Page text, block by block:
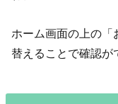
ホーム画面の上の「
替えることで確認が